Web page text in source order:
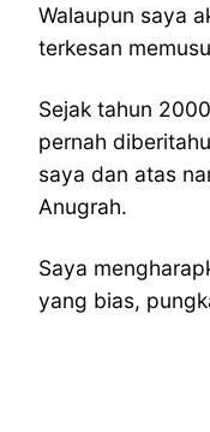
Walaupun saya
terkesan
Sejak tahun
pernah
saya dan atas
Anugrah.
Saya
yang bias,